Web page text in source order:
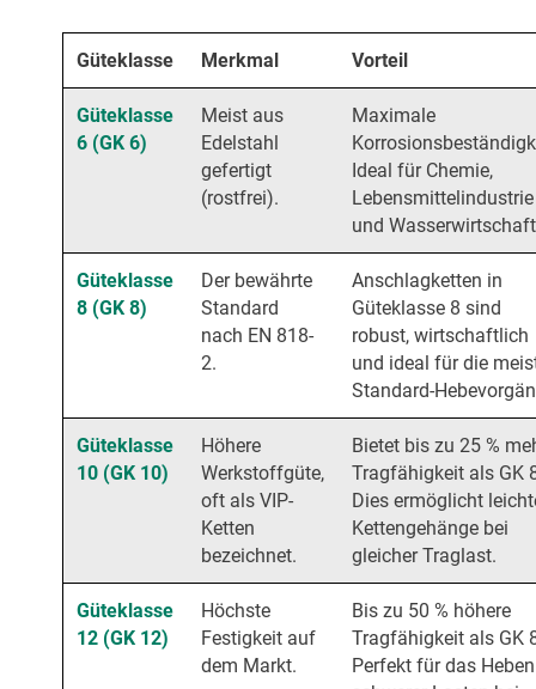
Güteklasse Merkmal Vorteil
Güteklasse
6 (GK 6)
Meist aus
Edelstahl
gefertigt
(rostfrei).
Maximale
Ideal für Chemie,
Lebensmittelindustrie
und
Güteklasse
8 (GK 8)
Der bewährte
Standard
nach EN 818-
2.
Anschlagketten in
Güteklasse 8 sind
robust, wirtschaftlich
und ideal für die
Standard-
Güteklasse
10 (GK 10)
Höhere
Werkstoffgüte,
oft als VIP-
Ketten
bezeichnet.
Bietet bis zu 25 %
Tragfähigkeit als GK
Dies ermöglicht
Kettengehänge bei
gleicher Traglast.
Güteklasse
12 (GK 12)
Höchste
Festigkeit auf
dem Markt.
Bis zu 50 % höhere
Tragfähigkeit als GK
Perfekt für das Heben